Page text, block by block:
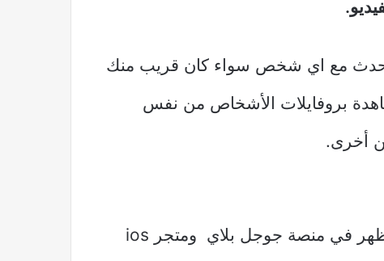
مع اي شخص سواء كان قريب منك
بروفايلات الأشخاص من نفس
أخرى.
تحميل تطبيق Sugar برابط مباشر ويظهر في منصة جوجل بلاي ومتجر ios